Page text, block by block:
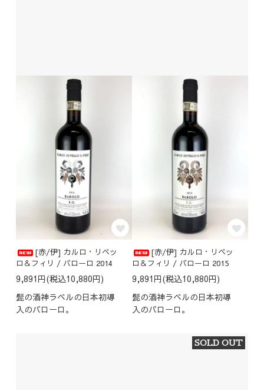
[赤/伊] カルロ・リベッ
ロ＆フィリ / バローロ 2014
9,891円(税込10,880円)
髭の酒神ラベルの日本初導
入のバローロ。
[赤/伊] カルロ・リベッ
ロ＆フィリ / バローロ 2015
9,891円(税込10,880円)
髭の酒神ラベルの日本初導
入のバローロ。
SOLD OUT